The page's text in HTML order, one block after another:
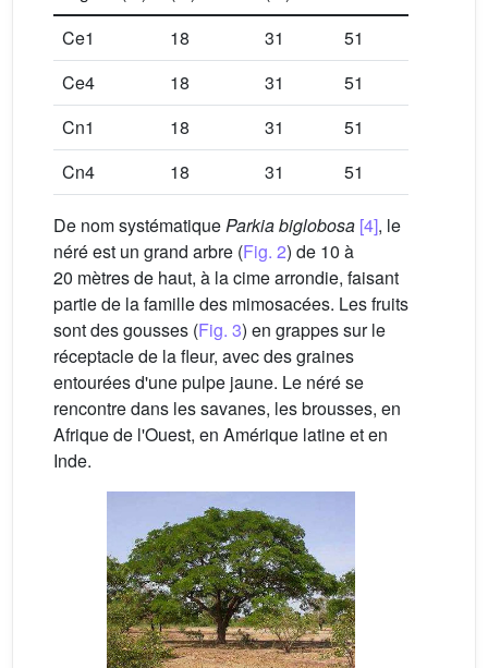
Ce1
18 31 51
Ce4
18 31 51
Cn1
18 31 51
Cn4
18 31 51
De nom systématiqueParkia biglobosa [4], le
néré est un grand arbre (Fig. 2) de 10 à
20 mètres de haut, à la cime arrondie, faisant
partie de la famille des mimosacées. Les fruits
sont des gousses (Fig. 3) en grappes sur le
réceptacle de la fleur, avec des graines
entourées d'une pulpe jaune. Le néré se
rencontre dans les savanes, les brousses, en
Afrique de l'Ouest, en Amérique latine et en
Inde.